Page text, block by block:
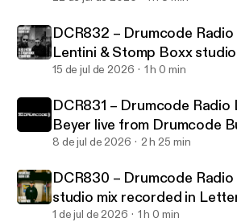
DCR832 – Drumcode Radio
Lentini & Stomp Boxx
Mottola
15 de jul de 2026 1 h 0 min
DCR831 – Drumcode Radio
Beyer live from Drumcode
8 de jul de 2026 2 h 25 min
DCR830 – Drumcode
studio mix recorded in
1 de jul de 2026 1 h 0 min